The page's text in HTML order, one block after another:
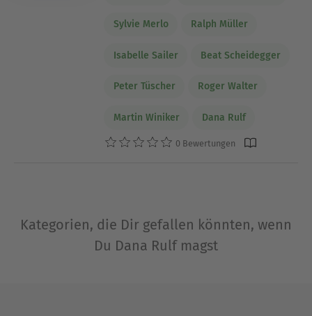
Sylvie Merlo Ralph Müller
Isabelle Sailer Beat Scheidegger
Peter Tüscher Roger Walter
Martin Winiker Dana Rulf
0 Bewertungen
Kategorien, die Dir gefallen könnten, wenn
Du Dana Rulf magst